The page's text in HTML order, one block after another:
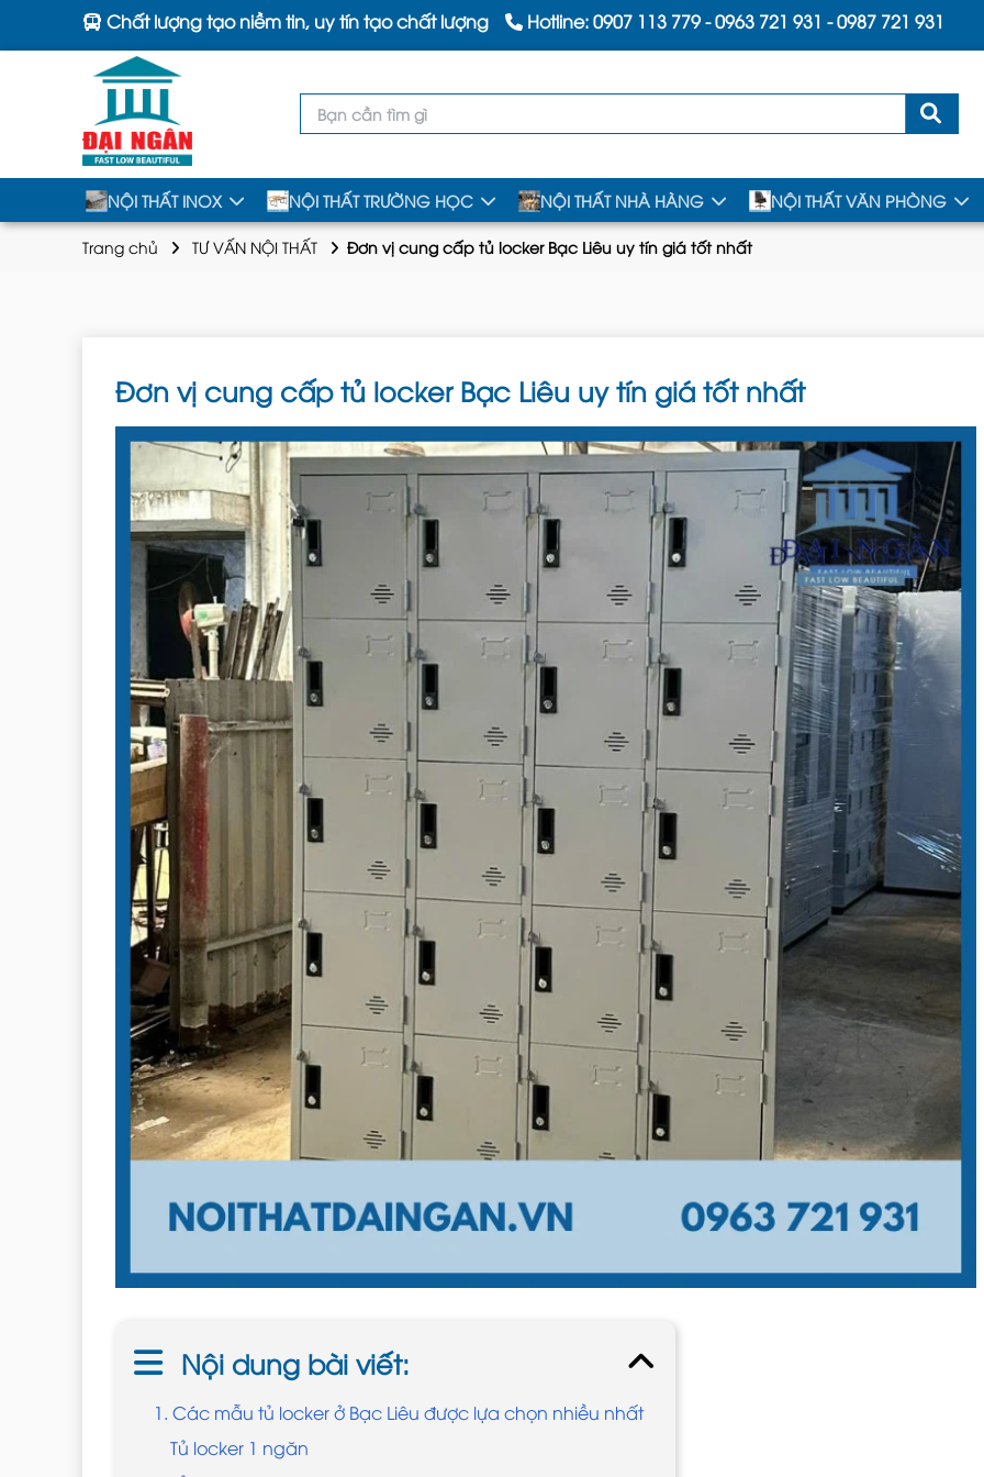
Chất lượng tạo niềm tin, uy tín tạo chất lượng Hotline:0907 113 779-0963 721 931 -0987 721 931
NỘI THẤT INOX NỘI THẤT TRƯỜNG HỌC NỘI THẤT NHÀ HÀNG NỘI THẤT VĂN PHÒNG
Trang chủ TƯ VẤN NỘI THẤT Đơn vị cung cấp tủ locker Bạc Liêu uy tín giá tốt nhất
Đơn vị cung cấp tủ locker Bạc Liêu uy tín giá tốt nhất
Nội dung bài viết:
1. Các mẫu tủ locker ở Bạc Liêu được lựa chọn nhiều nhất
Tủ locker 1 ngăn